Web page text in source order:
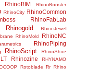
RhinoBIM RhinoBooster
RhinoCity RhinoCommon
RhinoFabLab
Rhinogold RhinoJewel
RhinoMold
RhinoNC
RhinoPiping
RhinoScript
RhinoShoe
Rhinozine RHYNAMO
Rotoblade Rr Rhino